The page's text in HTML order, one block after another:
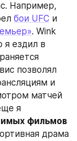
Например,
бои UFC и
. Wink
я ездил в
позволял
и
матчей
я
драма